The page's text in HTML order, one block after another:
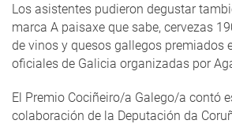
Los asistentes pudieron degustar
marca A paisaxe que sabe, cervezas
de vinos y quesos gallegos premiados
oficiales de Galicia organizadas por
El Premio Cociñeiro/a Galego/a contó
colaboración de la Deputación da